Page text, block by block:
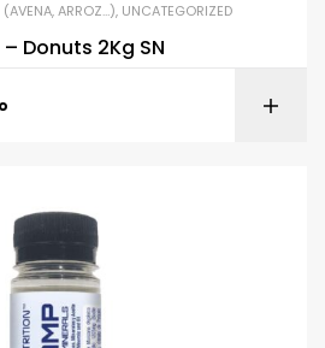
(AVENA, ARROZ…), UNCATEGORIZED
Donuts 2Kg SN